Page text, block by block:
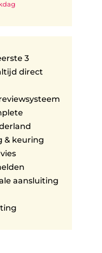
3
direct
& keuring
aansluiting